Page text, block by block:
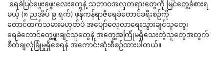
ရေခဲပြင်ဖွေးဖွေးလေးတွေနဲ့ သဘာဝအလှတရားတွေကို မြင်တွေ့ခံစားရ
မယ့် (၈ ညအိပ် ၉ ရက်) ဖုန်ကန်ရာဇီရေခဲတောင်ခရီးစဉ်ကို
တောင်တက်သမားမဟုတ်ပဲ အပျော်လေ့လာရေးသွားချင်သူတွေ၊
ရေခဲတောင်တွေ့ဖူးချင်သူတွေနဲ့ အတွေ့အကြုံမရှိသေးတဲ့သူတွေအတွက်
စိတ်ချလုံခြုံမှုရှိစေရန် အကောင်းဆုံးစီစဉ်ထားပါတယ်။